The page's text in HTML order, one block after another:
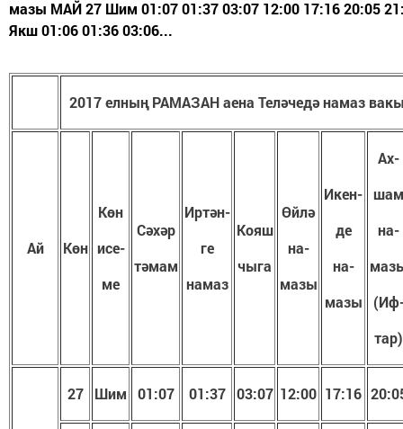
мазы МАЙ 27 Шим 01:07 01:37 03:07 12:00 17:16 20:05
Якш 01:06 01:36 03:06...
2017 елның РАМАЗАН аена Теләчедә намаз
Ай Көн
Көн
исе-
ме
Сәхәр
тәмам
Иртән-
ге
намаз
Кояш
чыга
Өйлә
на-
мазы
Икен-
де
на-
мазы
Ах-
шам
на-
тар)
27 Шим 01:07 01:37 03:07 12:00 17:16